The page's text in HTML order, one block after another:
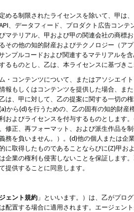
める制限されたライセンスを除いて、甲は
、データフィード、プロダクト広告コン
マテリアル、甲および甲の関連会社の商
その他の知的財産およびテクノロジー（ア
ンプルコードおよび関連するマテリアル
るものとし、乙は、本ライセンスに基づき
・コンテンツについて、またはアソシエイ
報もしくはコンテンツを提供した場合、ま
は、甲に対して、乙の提案に関する一切
から(d)を行うための、乙の固有の知的財
およびライセンスを付与するものとします
修正、再フォーマット、および派生作品を
務を負いません。）。(d)他の個人または
に取得したものであることならびに(Z)甲
企業の権利も侵害しないことを保証します
提供することに同意します。
ェント規約 」といいます。）は、乙がプロ
配置する場合に適用されます。エージェン